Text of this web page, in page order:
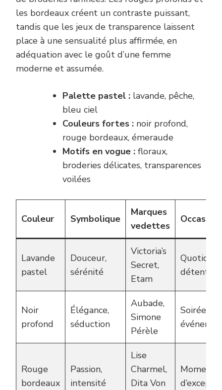
les bordeaux créent un contraste puissant,
tandis que les jeux de transparence laissent
place à une sensualité plus affirmée, en
adéquation avec le goût d’une femme
moderne et assumée.
Palette pastel : lavande, pêche,
bleu ciel
Couleurs fortes : noir profond,
rouge bordeaux, émeraude
Motifs en vogue : floraux,
broderies délicates, transparences
voilées
Couleur Symbolique
Marques
vedettes
Occasions
Lavande
pastel
Douceur,
sérénité
Victoria’s
Secret,
Etam
Quotidien,
détente
Noir
profond
Élégance,
séduction
Aubade,
Simone
Pérèle
Soirées,
Rouge
bordeaux
Passion,
intensité
Lise
Charmel,
Dita Von
Moment